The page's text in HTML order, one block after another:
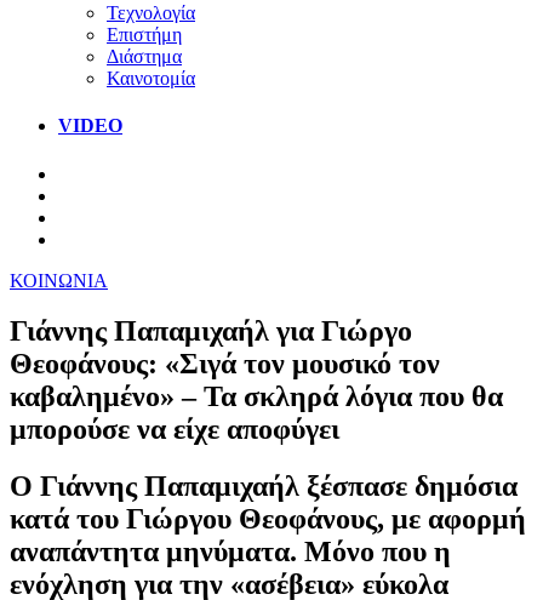
Τεχνολογία
Επιστήμη
Διάστημα
Καινοτομία
VIDEO
ΚΟΙΝΩΝΙΑ
Γιάννης Παπαμιχαήλ για Γιώργο
Θεοφάνους: «Σιγά τον μουσικό τον
καβαλημένο» – Τα σκληρά λόγια που θα
μπορούσε να είχε αποφύγει
Ο Γιάννης Παπαμιχαήλ ξέσπασε δημόσια
κατά του Γιώργου Θεοφάνους, με αφορμή
αναπάντητα μηνύματα. Μόνο που η
ενόχληση για την «ασέβεια» εύκολα